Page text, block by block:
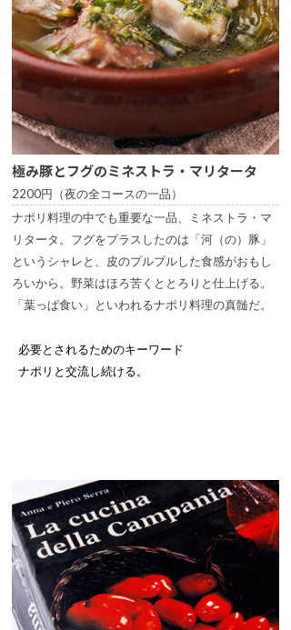
極み豚とフグのミネストラ・マリタータ
2200円（夜の全コースの一品）
ナポリ料理の中でも重要な一品、ミネストラ・マ
リタータ。フグをプラスしたのは「河（の）豚」
というシャレと、皮のプルプルした食感がおもし
ろいから。野菜はほろ苦くととろりと仕上げる。
「葉っぱ食い」といわれるナポリ料理の真髄だ。
必要とされるためのキーワード
ナポリと交流し続ける。